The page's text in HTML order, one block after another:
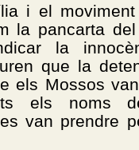
i el
la pancarta
la
que la
els Mossos
els noms
van prendre